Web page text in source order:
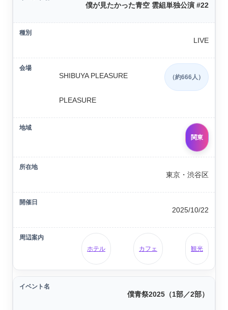
僕が見たかった青空 雲組単独公演 #22
LIVE
SHIBUYA PLEASURE
PLEASURE
（約666人）
関東
東京・渋谷区
2025/10/22
ホテル カフェ 観光
僕青祭2025（1部／2部）